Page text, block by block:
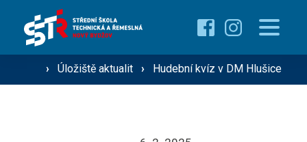
Pro uchazeče
Proč studovat u nás ›
Přehled oborů ›
Pro žáky
› Úložiště aktualit › Hudební kvíz v DM Hlušice